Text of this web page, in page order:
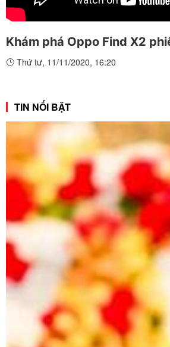
Khám phá Oppo Find X2
Thứ tư, 11/11/2020, 16:20
TIN NỔI BẬT